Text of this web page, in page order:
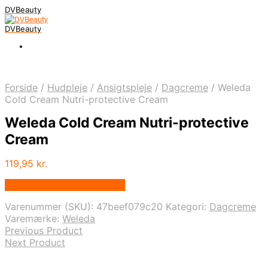
DVBeauty
DVBeauty
Forside / Hudpleje / Ansigtspleje / Dagcreme / Weleda
Cold Cream Nutri-protective Cream
Weleda Cold Cream Nutri-protective
Cream
119,95 kr.
Varenummer (SKU): 47beef079c20 Kategori: Dagcreme
Varemærke: Weleda
Previous Product
Next Product